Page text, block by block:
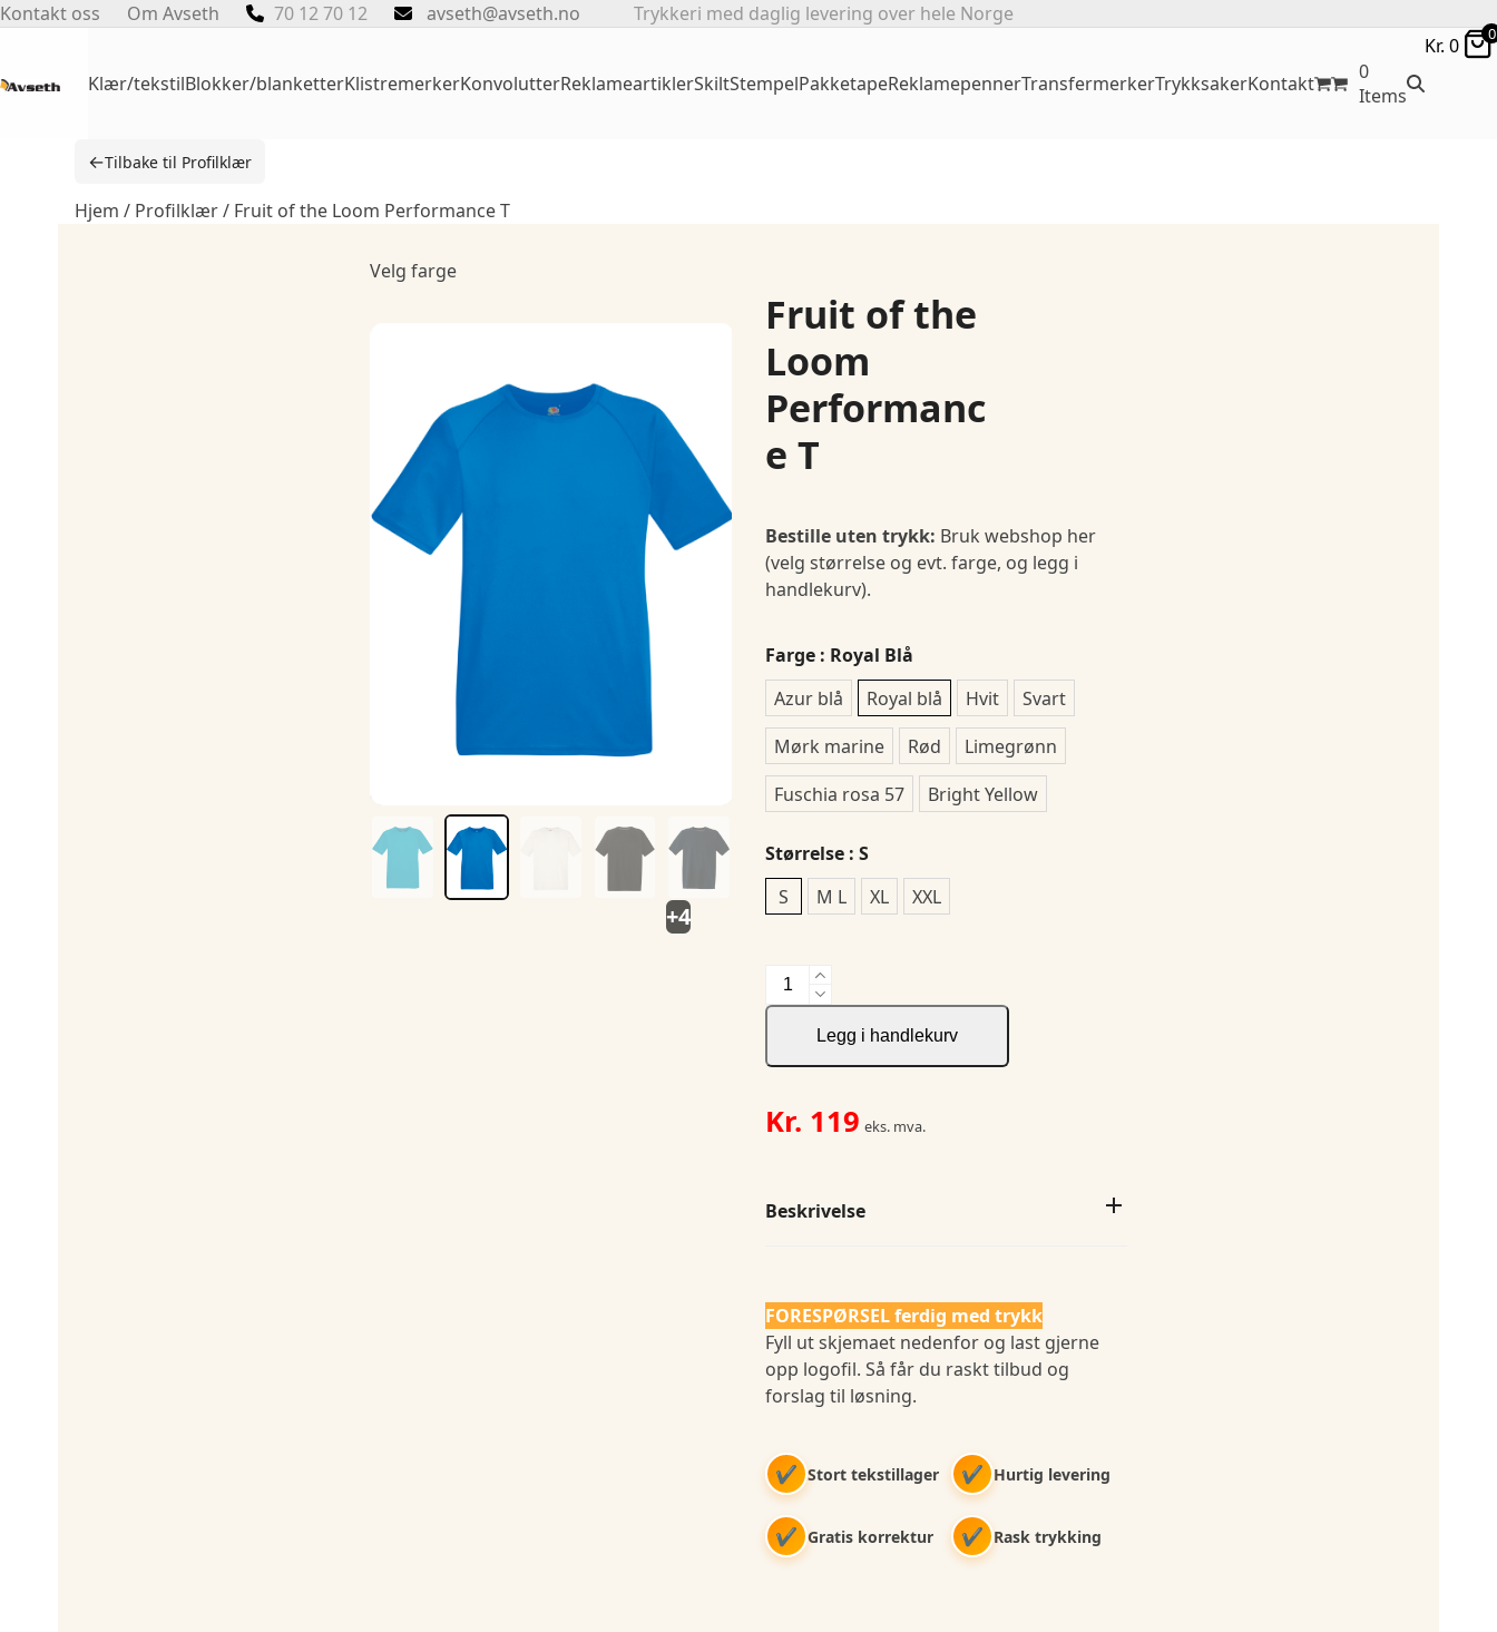
Skip
Kontakt oss Om Avseth 70 12 70 12 avseth@avseth.no Trykkeri med daglig levering over hele Norge
Klær/tekstilBlokker/blanketterKlistremerkerKonvolutterReklameartiklerSkiltStempelPakketapeReklamepennerTransfermerkerTrykksakerKontakt
0
Items
Kr. 0 0
←Tilbake til Profilklær
Hjem / Profilklær/ Fruit of the Loom Performance T
Velg farge
+4
Fruit of the
Loom
Performanc
e T
Bestille uten trykk: Bruk webshop her
(velg størrelse og evt. farge, og legg i
handlekurv).
Farge : Royal Blå
Azur blå
Royal blå Hvit
Svart
Mørk marine
Rød
Limegrønn
Fuschia rosa 57
Bright Yellow
Størrelse : S
S
M L XL XXL
Fruit
of
Loom
T
antall
Legg i handlekurv
Kr. 119 eks. mva.
Beskrivelse
FORESPØRSEL ferdig med trykk
Fyll ut skjemaet nedenfor og last gjerne
opp logofil. Så får du raskt tilbud og
forslag til løsning.
✔ Stort tekstillager ✔ Hurtig levering
✔ Gratis korrektur ✔ Rask trykking